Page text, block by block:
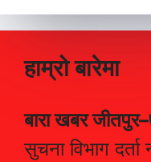
हाम्रो बारेमा
बारा खबर
सुचना विभाग दर्ता